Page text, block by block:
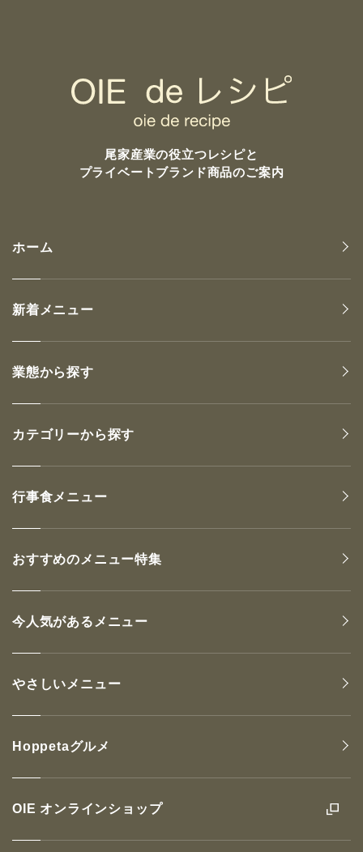
尾家産業の役立つレシピと
プライベートブランド商品のご案内
OIE オンラインショップ
ホーム
新着メニュー
業態から探す
カテゴリーから探す
行事食メニュー
おすすめのメニュー特集
今人気があるメニュー
やさしいメニュー
Hoppetaグルメ